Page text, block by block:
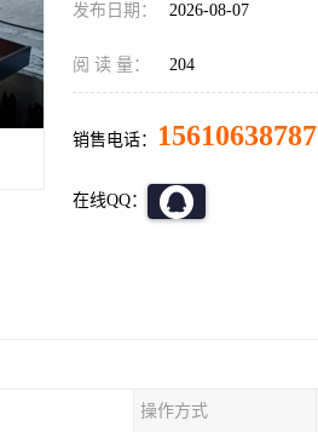
发布日期： 2026-08-07
阅 读 量： 204
销售电话： 15610638787
在线QQ：
操作方式